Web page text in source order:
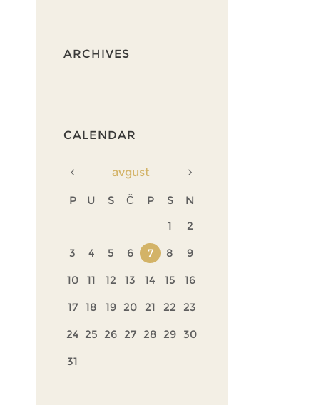
ARCHIVES
CALENDAR
avgust
P U S Č P S
N
1
2
3
4 5 6 7 8
9
10
11 12 13 14 15
16
17
18 19 20 21 22
23
24 25 26 27 28 29 30
31